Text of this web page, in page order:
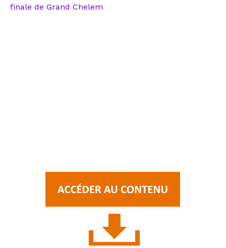
finale de Grand Chelem